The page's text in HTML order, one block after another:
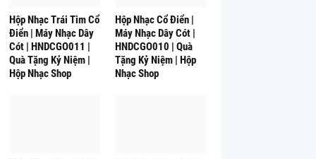
Hộp Nhạc Trái Tim Cổ
Điển | Máy Nhạc Dây
Cót | HNDCGO011 |
Quà Tặng Kỷ Niệm |
Hộp Nhạc Shop
Hộp Nhạc Cổ Điển |
Máy Nhạc Dây Cót |
HNDCGO010 | Quà
Tặng Kỷ Niệm | Hộp
Nhạc Shop